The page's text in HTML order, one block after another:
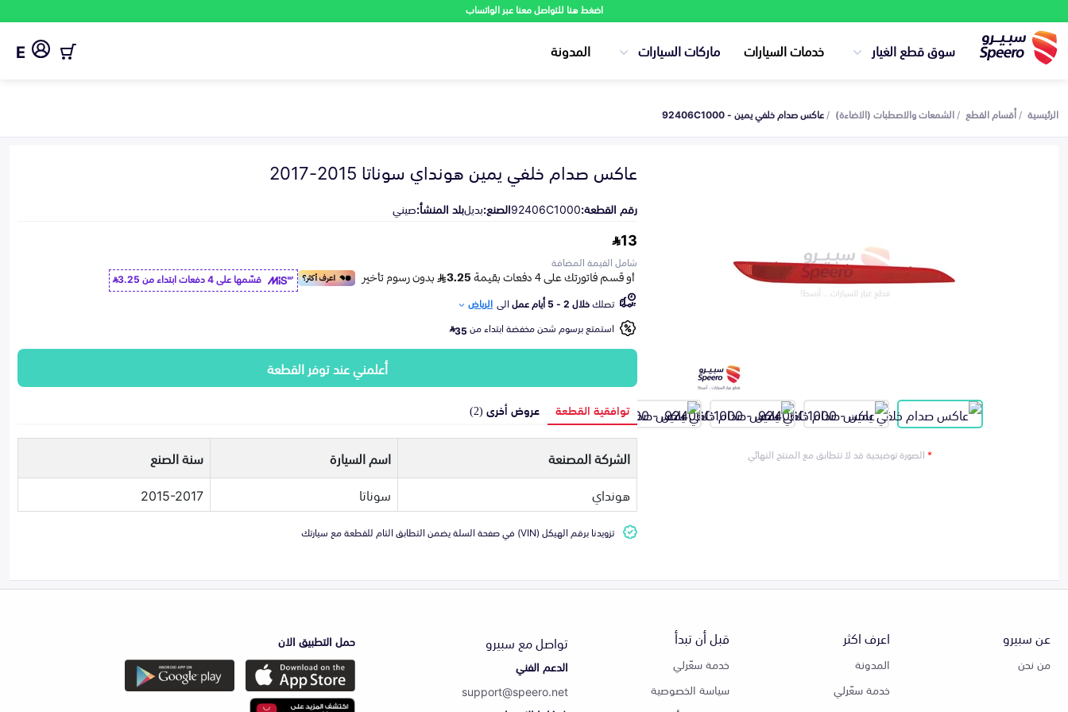
اضغط هنا للتواصل معنا عبر الواتساب
سوق قطع الغيار خدمات السيارات ماركات السيارات المدونة E
الرئيسية أقسام القطع الشمعات والاصطبات (الاضاءة) عاكس صدام خلفي يمين - 92406C1000
*الصورة توضيحية قد لا تتطابق مع المنتج النهائي
عاكس صدام خلفي يمين هونداي سوناتا 2015-2017
رقم القطعة:92406C1000الصنع:بديلبلد المنشأ:صيني
13
شامل القيمة المضافة
قسّمها على 4 دفعات ابتداء من
3.25
تصلكخلال 2 - 5 أيام عمل الى الرياض
استمتع برسوم شحن مخفضة ابتداء من35
أعلمني عند توفر القطعة
توافقية القطعة عروض أخرى (2)
الشركة المصنعة اسم السيارة
سنة الصنع
هونداي
سوناتا 2015-2017
تزويدنا برقم الهيكل (VIN) في صفحة السلة يضمن التطابق التام للقطعة مع سيارتك
عن سبيرو
من نحن
اعرف اكثر
المدونة
خدمة سعّرلي
قبل أن تبدأ
خدمة سعّرلي
سياسة الخصوصية
تواصل مع سبيرو
الدعم الفني
support@speero.net
حمل التطبيق الان